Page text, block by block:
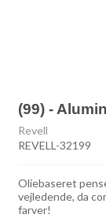
(99) -
Revell
REVELL-32199
Oliebaseret
vejledende, da
farver!